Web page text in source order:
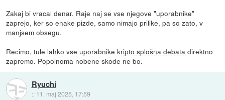
Zakaj bi vracal denar. Raje naj se vse njegove "uporabnike"
zaprejo, ker so enake pizde, samo nimajo prilike, pa so zato, v
manjsem obsegu.
Recimo, tule lahko vse uporabnikekripto splošna debata direktno
zapremo. Popolnoma nobene skode ne bo.
Ryuchi
:: 11. maj 2025, 17:59